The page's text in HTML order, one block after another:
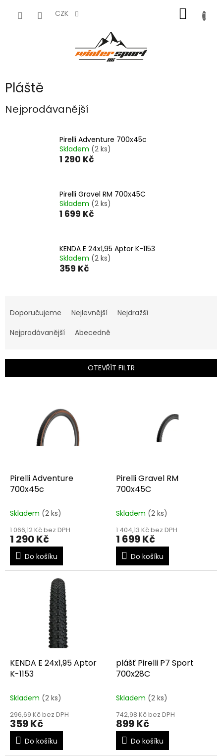
CZK
KOŠÍK
Pláště
Nejprodávanější
Pirelli Adventure 700x45c
Skladem (2 ks)
1 290 Kč
Pirelli Gravel RM 700x45C
Skladem (2 ks)
1 699 Kč
KENDA E 24x1,95 Aptor K-1153
Skladem (2 ks)
359 Kč
a
e
í
r
Doporučujeme Nejlevnější
Nejdražší
Nejprodávanější
Abecedně
OTEVŘÍT FILTR
dPirelli Adventure
700x45c
Skladem (2 ks)
1 066,12 Kč bez DPH
1 290 Kč
Do košíku
Pirelli Gravel RM
700x45C
Skladem (2 ks)
1 404,13 Kč bez DPH
1 699 Kč
Do košíku
KENDA E 24x1,95 Aptor
K-1153
Skladem (2 ks)
296,69 Kč bez DPH
359 Kč
Do košíku
plášť Pirelli P7 Sport
700x28C
Skladem (2 ks)
742,98 Kč bez DPH
899 Kč
Do košíku